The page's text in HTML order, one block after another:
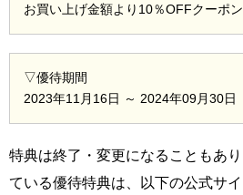
お買い上げ金額より10％OFFクーポン
▽優待期間
2023年11月16日 ～ 2024年09月30日
特典は終了・変更になることもあ
ている優待特典は、以下の公式サイ